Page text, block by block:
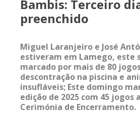
Bambis: Terceiro
preenchido
Miguel Laranjeiro e José
estiveram em Lamego, este
marcado por mais de 80
descontração na piscina e
insufláveis; Este domingo
edição de 2025 com 45 jogos
Cerimónia de Encerramento.